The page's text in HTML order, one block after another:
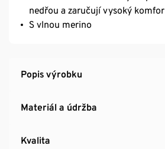
nedřou a zaručují vysoký
S vlnou merino
Popis výrobku
Materiál a údržba
Kvalita